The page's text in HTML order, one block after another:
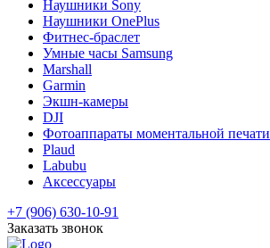
Наушники Sony
Наушники OnePlus
Фитнес-браслет
Умные часы Samsung
Marshall
Garmin
Экшн-камеры
DJI
Фотоаппараты моментальной печати
Plaud
Labubu
Аксессуары
+7 (906) 630-10-91
Заказать звонок